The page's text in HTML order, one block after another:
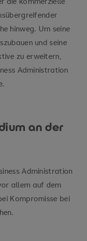
hinweg. Um seine
und seine
zu erweitern,
Administration
an der
Administration
allem auf dem
Kompromisse bei